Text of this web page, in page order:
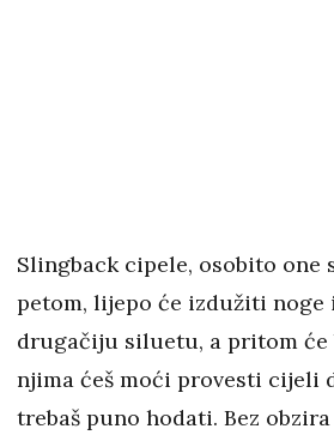
Slingback cipele, osobito one
petom, lijepo će izdužiti
drugačiju siluetu, a pritom
njima ćeš moći provesti cijeli
trebaš puno hodati. Bez